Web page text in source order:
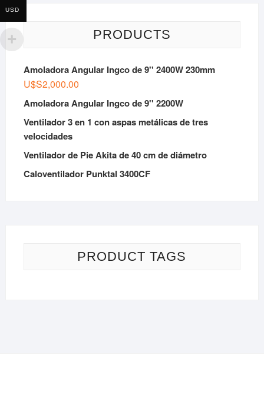
PRODUCTS
Amoladora Angular Ingco de 9'' 2400W 230mm
U$S2,000.00
Amoladora Angular Ingco de 9'' 2200W
Ventilador 3 en 1 con aspas metálicas de tres
velocidades
Ventilador de Pie Akita de 40 cm de diámetro
Caloventilador Punktal 3400CF
PRODUCT TAGS
USD